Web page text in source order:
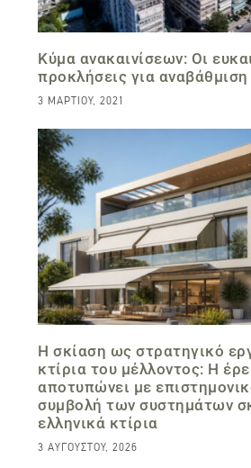
Κύμα ανακαινίσεων: Οι
προκλήσεις για
3 ΜΑΡΤΊΟΥ, 2021
Η σκίαση ως στρατηγικό
κτίρια του μέλλοντος: Η
αποτυπώνει με
συμβολή των συστημάτων
ελληνικά κτίρια
3 ΑΥΓΟΎΣΤΟΥ, 2026